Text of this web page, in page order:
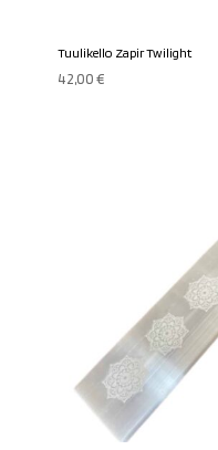
Tuulikello Zapir Twilight
42,00€